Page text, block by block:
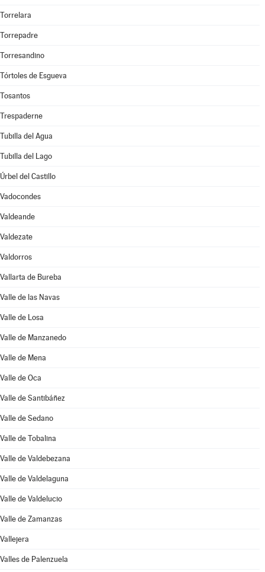
Torrelara
Torrepadre
Torresandino
Tórtoles de Esgueva
Tosantos
Trespaderne
Tubilla del Agua
Tubilla del Lago
Úrbel del Castillo
Vadocondes
Valdeande
Valdezate
Valdorros
Vallarta de Bureba
Valle de las Navas
Valle de Losa
Valle de Manzanedo
Valle de Mena
Valle de Oca
Valle de Santibáñez
Valle de Sedano
Valle de Tobalina
Valle de Valdebezana
Valle de Valdelaguna
Valle de Valdelucio
Valle de Zamanzas
Vallejera
Valles de Palenzuela